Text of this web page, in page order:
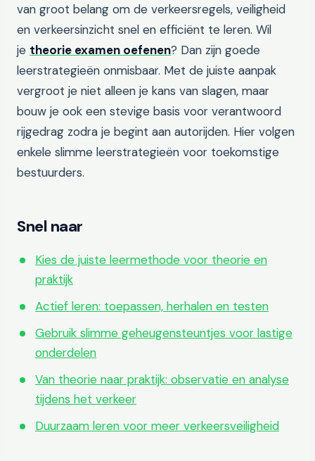
van groot belang om de verkeersregels, veiligheid
en verkeersinzicht snel en efficiënt te leren. Wil
je theorie examen oefenen? Dan zijn goede
leerstrategieën onmisbaar. Met de juiste aanpak
vergroot je niet alleen je kans van slagen, maar
bouw je ook een stevige basis voor verantwoord
rijgedrag zodra je begint aan autorijden. Hier volgen
enkele slimme leerstrategieën voor toekomstige
bestuurders.
Snel naar
Kies de juiste leermethode voor theorie en
praktijk
Actief leren: toepassen, herhalen en testen
Gebruik slimme geheugensteuntjes voor lastige
onderdelen
Van theorie naar praktijk: observatie en analyse
tijdens het verkeer
Duurzaam leren voor meer verkeersveiligheid